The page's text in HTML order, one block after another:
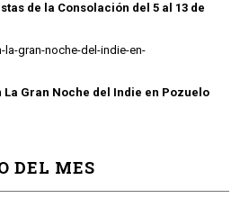
de la Consolación del 5 al 13 de
Gran Noche del Indie en Pozuelo
DEL MES